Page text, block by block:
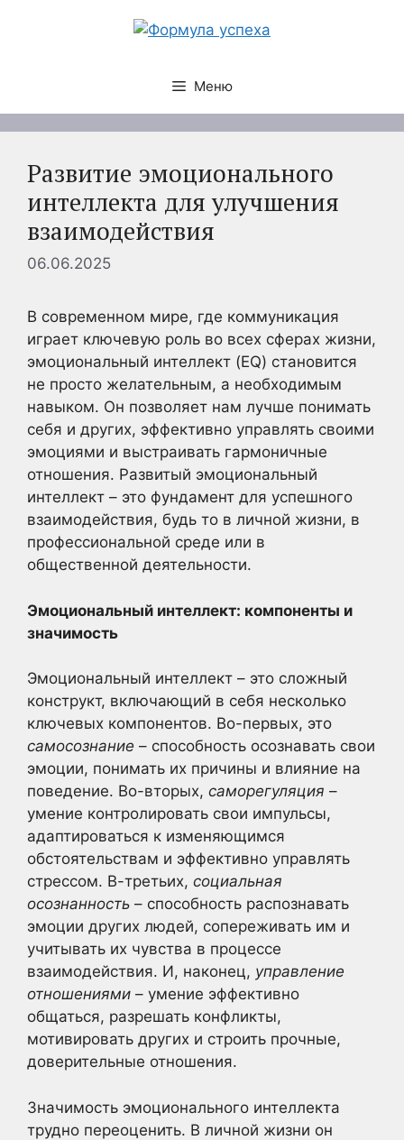
Меню
Развитие эмоционального
интеллекта для улучшения
взаимодействия
06.06.2025
В современном мире, где коммуникация
играет ключевую роль во всех сферах жизни,
эмоциональный интеллект (EQ) становится
не просто желательным, а необходимым
навыком. Он позволяет нам лучше понимать
себя и других, эффективно управлять своими
эмоциями и выстраивать гармоничные
отношения. Развитый эмоциональный
интеллект – это фундамент для успешного
взаимодействия, будь то в личной жизни, в
профессиональной среде или в
общественной деятельности.
Эмоциональный интеллект: компоненты и
значимость
Эмоциональный интеллект – это сложный
конструкт, включающий в себя несколько
ключевых компонентов. Во-первых, это
самосознание – способность осознавать свои
эмоции, понимать их причины и влияние на
поведение. Во-вторых, саморегуляция –
умение контролировать свои импульсы,
адаптироваться к изменяющимся
обстоятельствам и эффективно управлять
стрессом. В-третьих, социальная
осознанность – способность распознавать
эмоции других людей, сопереживать им и
учитывать их чувства в процессе
взаимодействия. И, наконец, управление
отношениями – умение эффективно
общаться, разрешать конфликты,
мотивировать других и строить прочные,
доверительные отношения.
Значимость эмоционального интеллекта
трудно переоценить. В личной жизни он